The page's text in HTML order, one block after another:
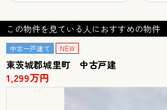
この物件を見ている人におすすめの物件
中古一戸建て NEW
東茨城郡城里町 中古戸建
1,299万円